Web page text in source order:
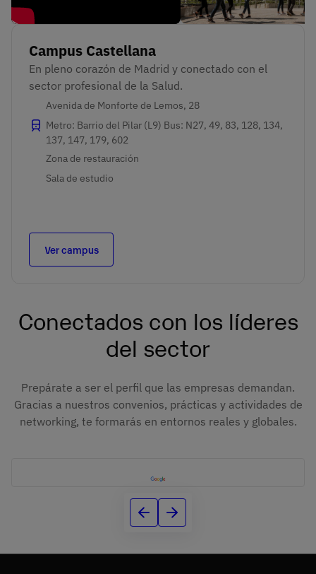
Campus Castellana
En pleno corazón de Madrid y conectado con el
sector profesional de la Salud.
Avenida de Monforte de Lemos, 28
Metro: Barrio del Pilar (L9) Bus: N27, 49, 83, 128, 134,
137, 147, 179, 602
Zona de restauración
Sala de estudio
Ver campus
Conectados con los líderes
del sector
Prepárate a ser el perfil que las empresas demandan.
Gracias a nuestros convenios, prácticas y actividades de
networking, te formarás en entornos reales y globales.